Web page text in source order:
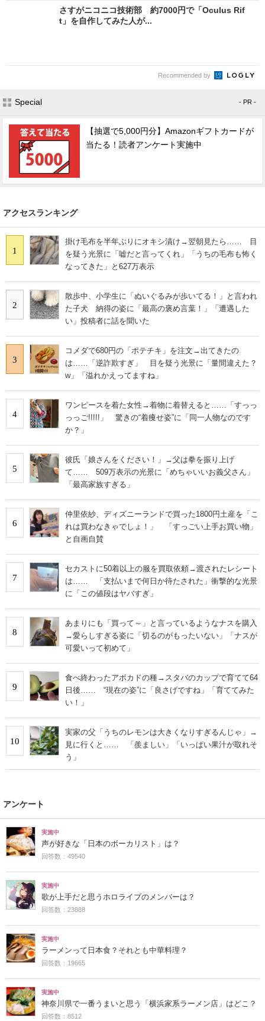
さすがニコニコ技術部 約7000円で「Oculus Rif
t」を自作してみた人が...
Recommended by
Special - PR -
【抽選で5,000円分】Amazonギフトカードが
当たる！読者アンケート実施中
アクセスランキング
1
掛け毛布を半年ぶりにオキシ漬け→翌朝見たら…… 目
を疑う光景に「嘘だと言ってくれ」「うちの毛布も怖く
なってきた」と627万表示
2
散歩中、小学生に「ぬいぐるみが歩いてる！」と言われ
た子犬 納得の姿に「最高の褒め言葉！」「遭遇した
い」投稿者に話を聞いた
3
コメダで680円の「ポテチキ」を注文→出てきたの
は……「逆詐欺すぎ」 目を疑う光景に「量間違えた？
w」「溢れかえってますね」
4
ワンピースを着た女性→着物に着替えると……「すっっ
っっご!!!!!」 驚きの“着痩せ姿”に「同一人物なのです
か？」
5
彼氏「娘さんをください！」→父は拳を振り上げ
て…… 509万表示の光景に「めちゃいいお義父さん」
「最高家族すぎる」
6
仲里依紗、ディズニーランドで買った1800円土産を「こ
れは買わなきゃでしょ！」 「すっごい上手お買い物」
と自画自賛
7
セカストに50着以上の服を買取依頼→渡されたレシート
は…… 「支払いまで何日か待たされた」衝撃的な光景
に「この値段はヤバすぎ」
8
あまりにも「買って～」と言っているようなナスを購入
→愛らしすぎる姿に「切るのがもったいない」「ナスが
可愛いって初めて」
9
食べ終わったアボカドの種→スタバのカップで育てて64
日後…… “現在の姿”に「良さげですね」「育ててみた
い！」
10
実家の父「うちのレモンは大きくなりすぎるんじゃ」→
見に行くと…… 「羨ましい」「いっぱい果汁が取れそ
う」
アンケート
実施中
声が好きな「日本のボーカリスト」は？
回答数：49540
実施中
歌が上手だと思うホロライブのメンバーは？
回答数：23888
実施中
ラーメンって日本食？それとも中華料理？
回答数：19665
実施中
神奈川県で一番うまいと思う「横浜家系ラーメン店」はどこ？
回答数：8512